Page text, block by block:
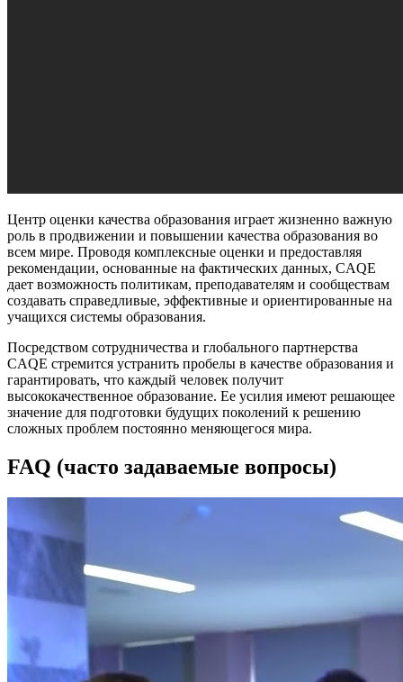
Центр оценки качества образования играет жизненно важную
роль в продвижении и повышении качества образования во
всем мире. Проводя комплексные оценки и предоставляя
рекомендации, основанные на фактических данных, CAQE
дает возможность политикам, преподавателям и сообществам
создавать справедливые, эффективные и ориентированные на
учащихся системы образования.
Посредством сотрудничества и глобального партнерства
CAQE стремится устранить пробелы в качестве образования и
гарантировать, что каждый человек получит
высококачественное образование. Ее усилия имеют решающее
значение для подготовки будущих поколений к решению
сложных проблем постоянно меняющегося мира.
FAQ (часто задаваемые вопросы)